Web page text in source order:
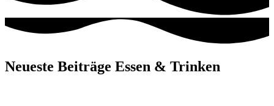
Neueste Beiträge Essen & Trinken